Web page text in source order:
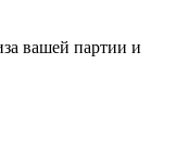
вашей партии и